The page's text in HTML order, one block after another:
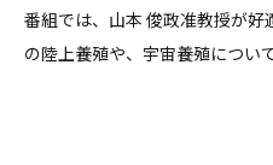
番組では、山本 俊政准教授が
の陸上養殖や、宇宙養殖につい